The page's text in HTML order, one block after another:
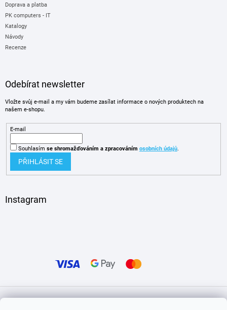
Doprava a platba
PK computers - IT
Katalogy
Návody
Recenze
Odebírat newsletter
Vložte svůj e-mail a my vám budeme zasílat informace o nových produktech na
našem e-shopu.
E-mail
Souhlasím se shromažďováním a zpracováním osobních údajů.
PŘIHLÁSIT SE
Instagram